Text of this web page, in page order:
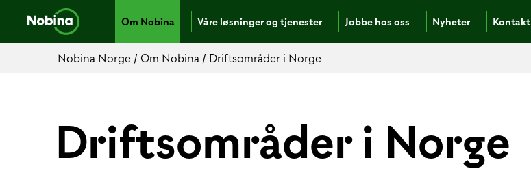
Om Nobina Våre løsninger og tjenester Jobbe hos oss Nyheter Kontakt
Nobina Norge / Om Nobina / Driftsområder i Norge
Driftsområder i Norge